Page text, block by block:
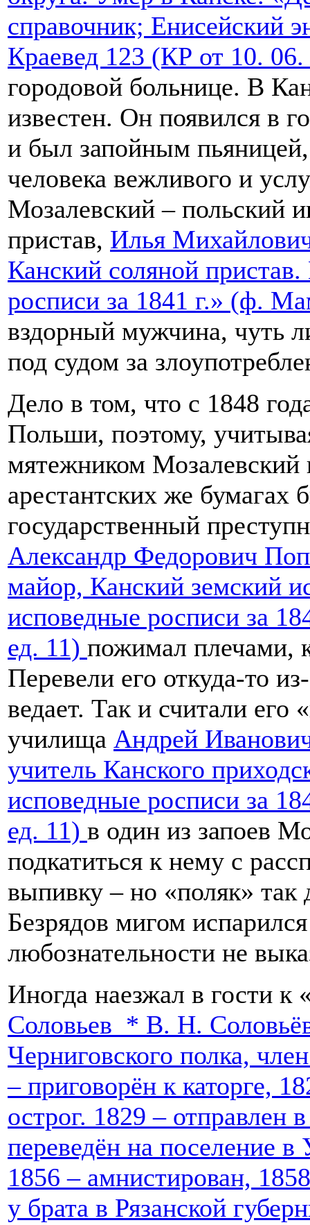
справочник; Енисейский
Краевед 123 (КР от 10.
городовой больнице. В
известен. Он появился в
и был запойным
человека вежливого и
Мозалевский – польский
пристав, Илья
Канский соляной
росписи за 1841 г.» (ф.
вздорный мужчина, чуть
под судом за
Дело в том, что с 1848
Польши, поэтому,
мятежником
арестантских же бумагах
государственный
Александр Федорович
майор, Канский земский
исповедные росписи за
ед. 11) пожимал плечами,
Перевели его откуда-то
ведает. Так и считали его
училища Андрей
учитель Канского
исповедные росписи за
ед. 11) в один из запоев
подкатиться к нему с
выпивку – но «поляк» так
Безрядов мигом
любознательности не
Иногда наезжал в гости к
Соловьев * В. Н.
Черниговского полка,
– приговорён к каторге,
острог. 1829 – отправлен
переведён на поселение в
1856 – амнистирован,
у брата в Рязанской